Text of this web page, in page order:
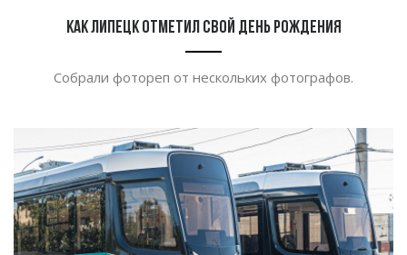
Как Липецк отметил свой День рождения
Собрали фотореп от нескольких фотографов.